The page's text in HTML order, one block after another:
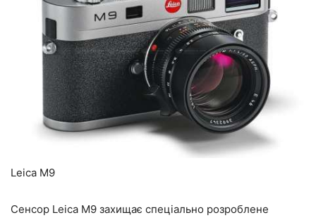
Leica M9
Сенсор Leica M9 захищає спеціально розроблене